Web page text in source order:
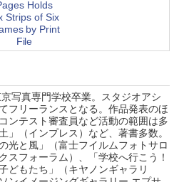
Holds
Strips of Six
by Print
File
写真専門学校卒業。スタジオアシ
フリーランスとなる。作品発表のほ
ンテスト審査員など活動の範囲は多
」（インプレス）など、著書多数。
光と風」（富士フイルムフォトサロ
スフォーラム）、「学校へ行こう！
どもたち」（キヤノンギャラリ